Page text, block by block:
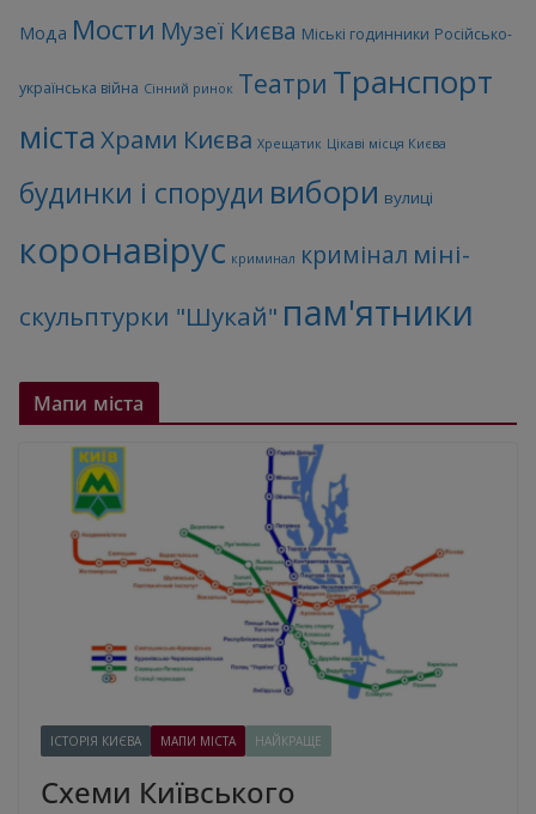
Мода Мости Музеї Києва Міські годинники Російсько-
українська війна Сінний ринок Театри Транспорт
міста Храми Києва Хрещатик Цікаві місця Києва
будинки і споруди вибори вулиці
коронавірус криминал кримінал міні-
скульптурки "Шукай" пам'ятники
Мапи міста
ІСТОРІЯ КИЄВА МАПИ МІСТА НАЙКРАЩЕ
Схеми Київського